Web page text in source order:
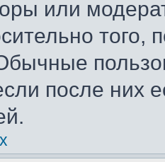
или
после них